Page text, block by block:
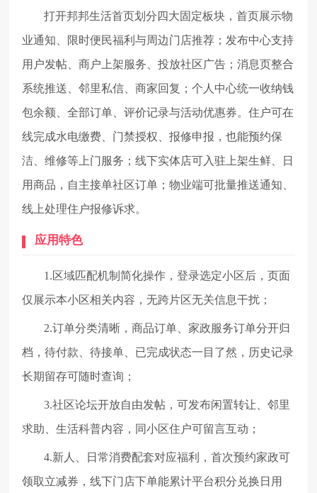
打开邦邦生活首页划分四大固定板块，首页展示物
业通知、限时便民福利与周边门店推荐；发布中心支持
用户发帖、商户上架服务、投放社区广告；消息页整合
系统推送、邻里私信、商家回复；个人中心统一收纳钱
包余额、全部订单、评价记录与活动优惠券。住户可在
线完成水电缴费、门禁授权、报修申报，也能预约保
洁、维修等上门服务；线下实体店可入驻上架生鲜、日
用商品，自主接单社区订单；物业端可批量推送通知、
线上处理住户报修诉求。
应用特色
1.区域匹配机制简化操作，登录选定小区后，页面
仅展示本小区相关内容，无跨片区无关信息干扰；
2.订单分类清晰，商品订单、家政服务订单分开归
档，待付款、待接单、已完成状态一目了然，历史记录
长期留存可随时查询；
3.社区论坛开放自由发帖，可发布闲置转让、邻里
求助、生活科普内容，同小区住户可留言互动；
4.新人、日常消费配套对应福利，首次预约家政可
领取立减券，线下门店下单能累计平台积分兑换日用